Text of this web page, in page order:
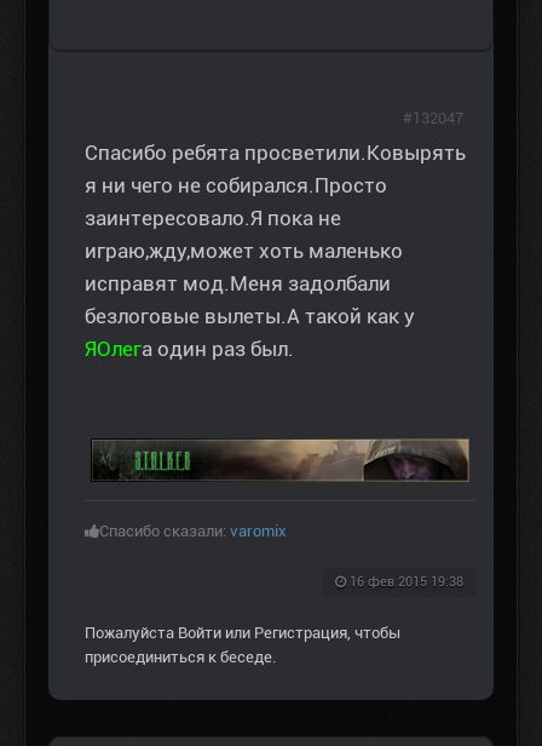
Спасибо ребята просветили.Ковырять
я ни чего не собирался.Просто
заинтересовало.Я пока не
играю,жду,может хоть маленько
исправят мод.Меня задолбали
безлоговые вылеты.А такой как у
ЯОлега один раз был.
Спасибо сказали: varomix
16 фев 2015 19:38
#132047
Пожалуйста Войти или Регистрация, чтобы
присоединиться к беседе.